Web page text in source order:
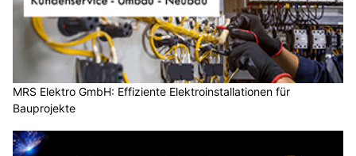
MRS Elektro GmbH: Effiziente Elektroinstallationen für
Bauprojekte